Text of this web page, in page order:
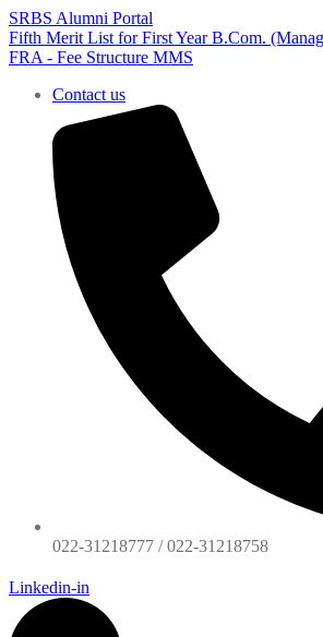
SRBS Alumni Portal
Fifth Merit List for First Year B.Com.
FRA - Fee Structure MMS
Contact us
022-31218777 / 022-31218758
Linkedin-in